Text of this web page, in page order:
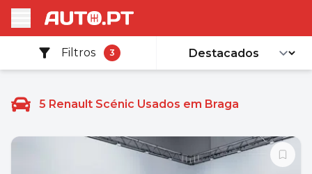
Filtros 3
5 Renault Scénic Usados em Braga